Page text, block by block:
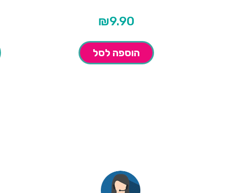
₪9.90
הוספה לסל